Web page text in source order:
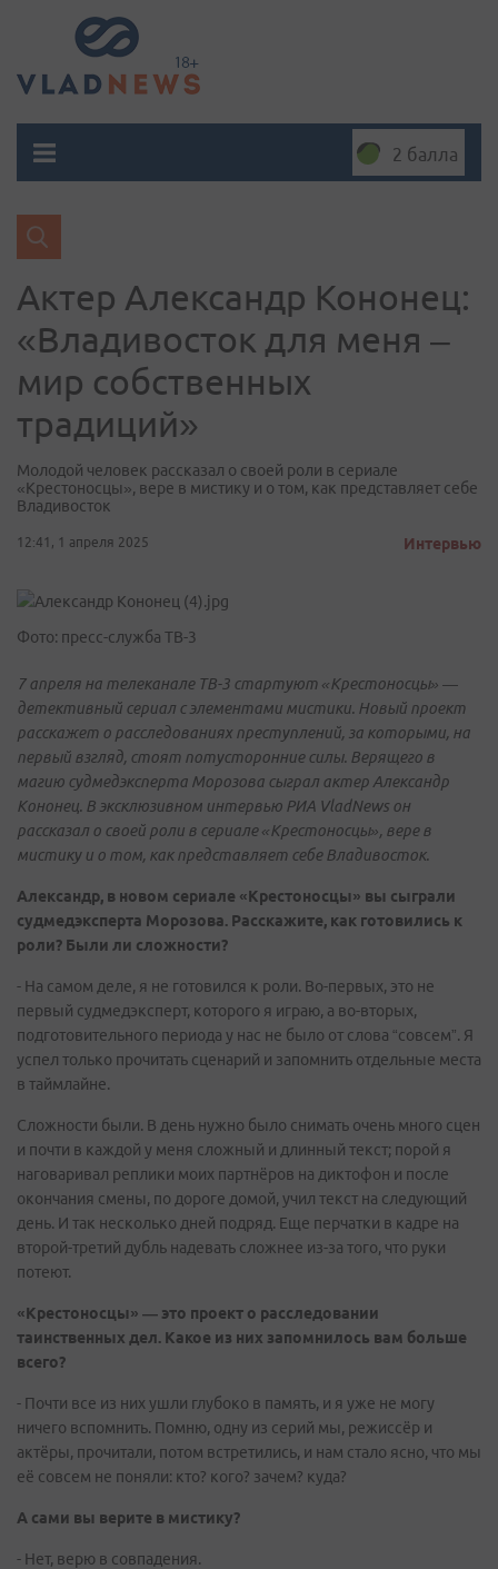
2 балла
Актер Александр Кононец:
«Владивосток для меня –
мир собственных
традиций»
Молодой человек рассказал о своей роли в сериале
«Крестоносцы», вере в мистику и о том, как представляет себе
Владивосток
12:41, 1 апреля 2025 Интервью
Фото: пресс-служба ТВ-3
7 апреля на телеканале ТВ-3 стартуют «Крестоносцы» —
детективный сериал с элементами мистики. Новый проект
расскажет о расследованиях преступлений, за которыми, на
первый взгляд, стоят потусторонние силы. Верящего в
магию судмедэксперта Морозова сыграл актер Александр
Кононец. В эксклюзивном интервью РИА VladNews он
рассказал о своей роли в сериале «Крестоносцы», вере в
мистику и о том, как представляет себе Владивосток.
Александр, в новом сериале «Крестоносцы» вы сыграли
судмедэксперта Морозова. Расскажите, как готовились к
роли? Были ли сложности?
- На самом деле, я не готовился к роли. Во-первых, это не
первый судмедэксперт, которого я играю, а во-вторых,
подготовительного периода у нас не было от слова “совсем”. Я
успел только прочитать сценарий и запомнить отдельные места
в таймлайне.
Сложности были. В день нужно было снимать очень много сцен
и почти в каждой у меня сложный и длинный текст; порой я
наговаривал реплики моих партнёров на диктофон и после
окончания смены, по дороге домой, учил текст на следующий
день. И так несколько дней подряд. Еще перчатки в кадре на
второй-третий дубль надевать сложнее из-за того, что руки
потеют.
«Крестоносцы» — это проект о расследовании
таинственных дел. Какое из них запомнилось вам больше
всего?
- Почти все из них ушли глубоко в память, и я уже не могу
ничего вспомнить. Помню, одну из серий мы, режиссёр и
актёры, прочитали, потом встретились, и нам стало ясно, что мы
её совсем не поняли: кто? кого? зачем? куда?
А сами вы верите в мистику?
- Нет, верю в совпадения.